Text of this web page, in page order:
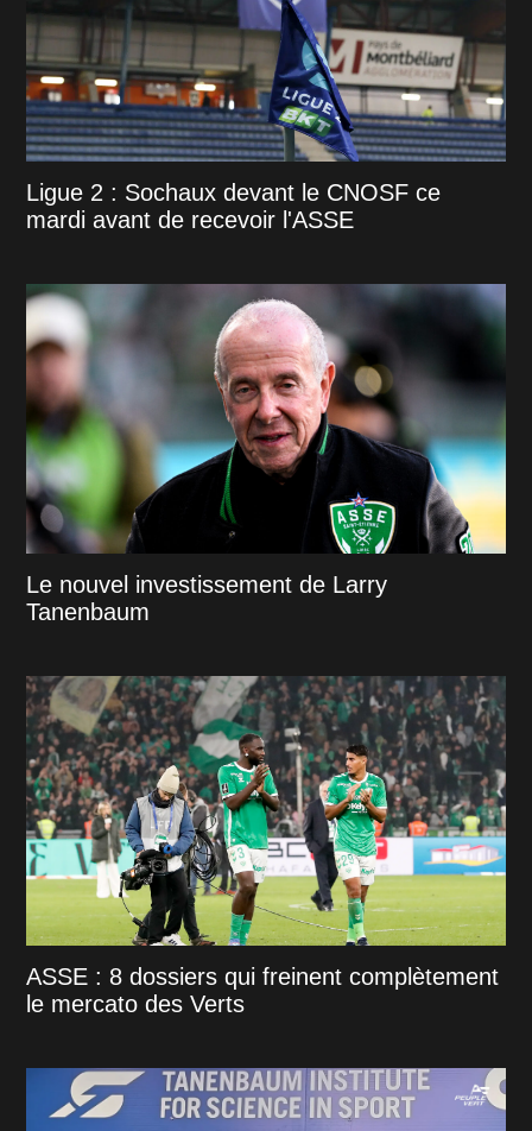
Ligue 2 : Sochaux devant le CNOSF ce
mardi avant de recevoir l'ASSE
Le nouvel investissement de Larry
Tanenbaum
ASSE : 8 dossiers qui freinent complètement
le mercato des Verts